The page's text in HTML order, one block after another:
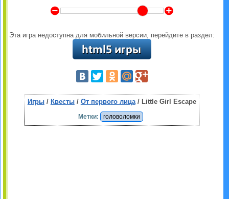
Y Z
Эта игра недоступна для мобильной версии, перейдите в раздел:
Игры/ Квесты/ От первого лица/ Little Girl Escape
Метки: головоломки